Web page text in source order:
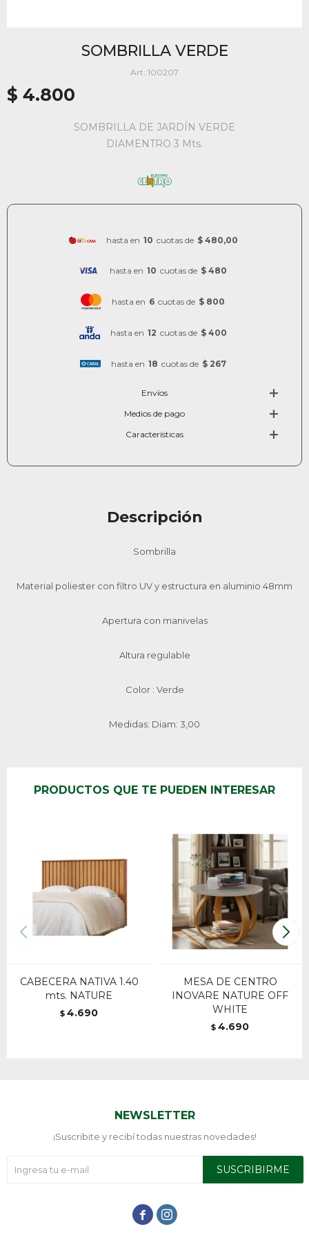
SOMBRILLA VERDE
100207
$ 4.800
SOMBRILLA DE JARDÍN VERDE
DIAMENTRO 3 Mts.
hasta en 10 cuotas de $ 480,00
hasta en 10 cuotas de $ 480
hasta en 6 cuotas de $ 800
hasta en 12 cuotas de $ 400
hasta en 18 cuotas de $ 267
Envíos
Medios de pago
Características
Descripción
Sombrilla
Material poliester con filtro UV y estructura en aluminio 48mm
Apertura con manivelas
Altura regulable
Color : Verde
Medidas: Diam: 3,00
PRODUCTOS QUE TE PUEDEN INTERESAR
CABECERA NATIVA 1.40
mts. NATURE
$ 4.690
MESA DE CENTRO
INOVARE NATURE OFF
WHITE
$ 4.690
NEWSLETTER
¡Suscribite y recibí todas nuestras novedades!
SUSCRIBIRME
 